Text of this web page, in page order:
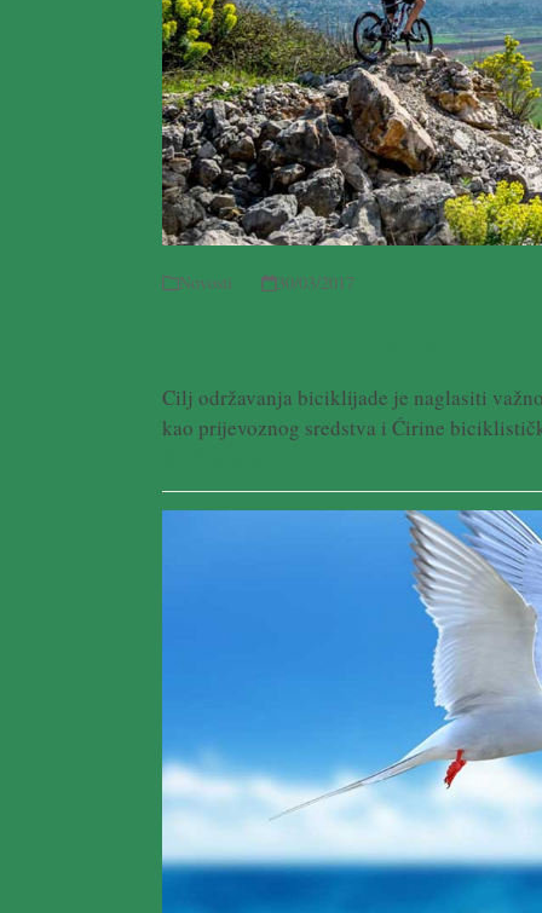
Novosti 30/03/2017
Cilj održavanja biciklijade je naglasiti
kao prijevoznog sredstva i Ćirine